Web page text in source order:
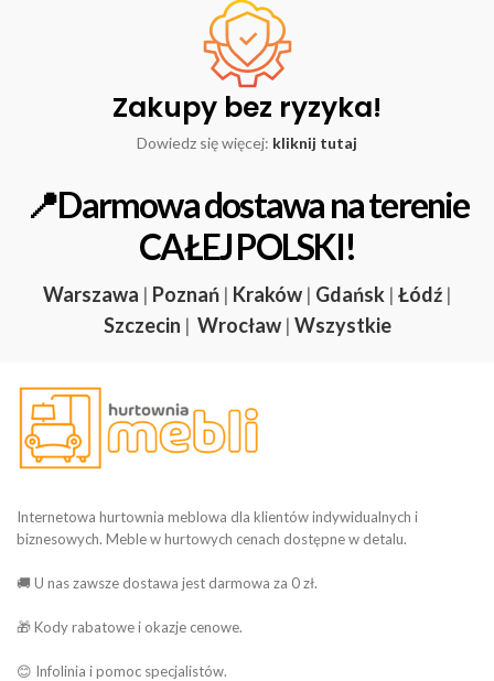
Zakupy bez ryzyka!
Dowiedz się więcej: kliknij tutaj
📍Darmowa dostawa na terenie
CAŁEJ POLSKI!
Warszawa | Poznań | Kraków | Gdańsk | Łódź |
Szczecin | Wrocław | Wszystkie
Internetowa hurtownia meblowa dla klientów indywidualnych i
biznesowych. Meble w hurtowych cenach dostępne w detalu.
🚚 U nas zawsze dostawa jest darmowa za 0 zł.
🎁 Kody rabatowe i okazje cenowe.
😊 Infolinia i pomoc specjalistów.